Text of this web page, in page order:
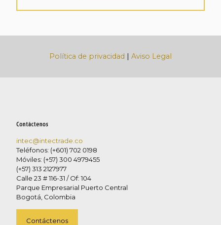
Política de privacidad | Aviso Legal
Contáctenos
intec@intectrade.co
Teléfonos: (+601) 702 0198
Móviles: (+57) 300 4979455
(+57) 313 2127977
Calle 23 # 116-31 / Of: 104
Parque Empresarial Puerto Central
Bogotá, Colombia
Contáctenos